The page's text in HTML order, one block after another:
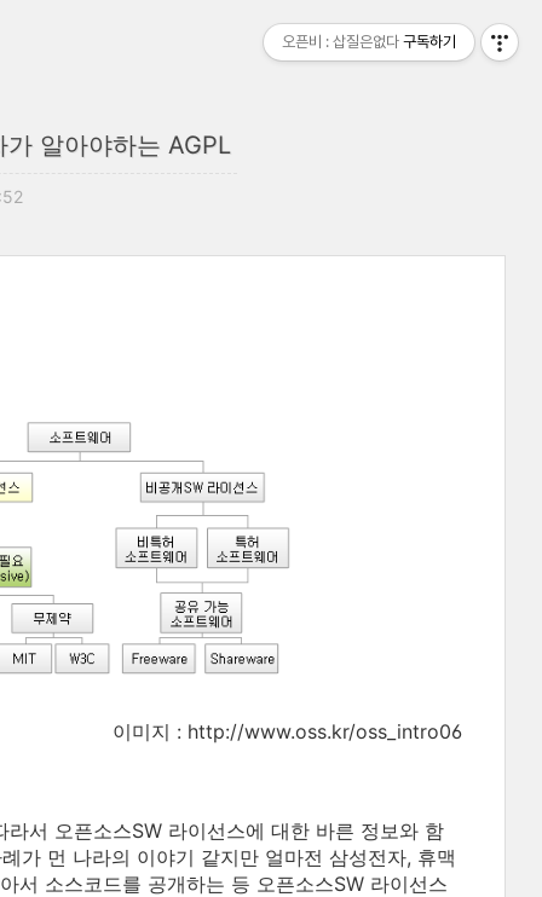
알아야하는 AGPL
이미지 : http://www.oss.kr/oss_intro06
서 오픈소스SW 라이선스에 대한 바른 정보와 함
가 먼 나라의 이야기 같지만 얼마전 삼성전자, 휴맥
서 소스코드를 공개하는 등 오픈소스SW 라이선스
오픈비 : 삽질은없다 구독하기